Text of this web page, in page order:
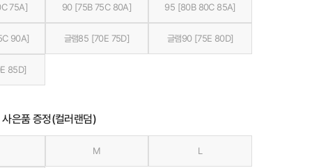
75A] 90 [75B 75C 80A] 95 [80B 80C 85A]
90A] 글램85 [70E 75D] 글램90 [75E 80D]
85D]
은품 증정(컬러랜덤)
M L